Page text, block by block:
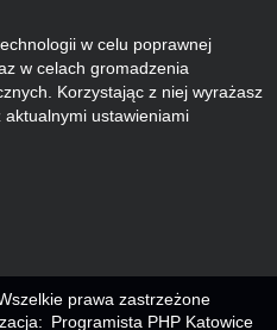
w celu poprawnej
w celach gromadzenia
Korzystając z niej wyrażasz
ustawieniami
prawa zastrzeżone
Programista PHP Katowice